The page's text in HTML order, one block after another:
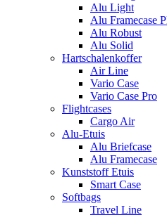
Alu Light
Alu Framecase
Alu Robust
Alu Solid
Hartschalenkoffer
Air Line
Vario Case
Vario Case Pro
Flightcases
Cargo Air
Alu-Etuis
Alu Briefcase
Alu Framecase
Kunststoff Etuis
Smart Case
Softbags
Travel Line